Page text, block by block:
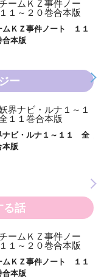
ムＫＺ事件ノート １１
合本版
ー
ビ・ルナ１～１１ 全
本版
る話
ムＫＺ事件ノート １１
合本版